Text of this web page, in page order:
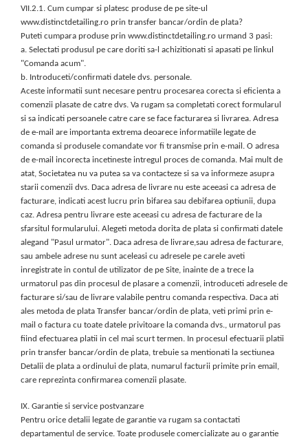
VII.2.1. Cum cumpar si platesc produse de pe site-ul
www.distinctdetailing.ro prin transfer bancar/ordin de plata?
Puteti cumpara produse prin www.distinctdetailing.ro urmand 3 pasi:
a. Selectati produsul pe care doriti sa-l achizitionati si apasati pe linkul
"Comanda acum".
b. Introduceti/confirmati datele dvs. personale.
Aceste informatii sunt necesare pentru procesarea corecta si eficienta a
comenzii plasate de catre dvs. Va rugam sa completati corect formularul
si sa indicati persoanele catre care se face facturarea si livrarea. Adresa
de e-mail are importanta extrema deoarece informatiile legate de
comanda si produsele comandate vor fi transmise prin e-mail. O adresa
de e-mail incorecta incetineste intregul proces de comanda. Mai mult de
atat, Societatea nu va putea sa va contacteze si sa va informeze asupra
starii comenzii dvs. Daca adresa de livrare nu este aceeasi ca adresa de
facturare, indicati acest lucru prin bifarea sau debifarea optiunii, dupa
caz. Adresa pentru livrare este aceeasi cu adresa de facturare de la
sfarsitul formularului. Alegeti metoda dorita de plata si confirmati datele
alegand "Pasul urmator". Daca adresa de livrare,sau adresa de facturare,
sau ambele adrese nu sunt aceleasi cu adresele pe carele aveti
inregistrate in contul de utilizator de pe Site, inainte de a trece la
urmatorul pas din procesul de plasare a comenzii, introduceti adresele de
facturare si/sau de livrare valabile pentru comanda respectiva. Daca ati
ales metoda de plata Transfer bancar/ordin de plata, veti primi prin e-
mail o factura cu toate datele privitoare la comanda dvs., urmatorul pas
fiind efectuarea platii in cel mai scurt termen. In procesul efectuarii platii
prin transfer bancar/ordin de plata, trebuie sa mentionati la sectiunea
Detalii de plata a ordinului de plata, numarul facturii primite prin email,
care reprezinta confirmarea comenzii plasate.
IX. Garantie si service postvanzare
Pentru orice detalii legate de garantie va rugam sa contactati
departamentul de service. Toate produsele comercializate au o garantie